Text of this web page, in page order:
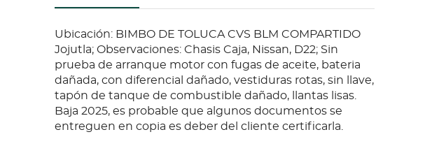
Ubicación: BIMBO DE TOLUCA CVS BLM COMPARTIDO
Jojutla; Observaciones: Chasis Caja, Nissan, D22; Sin
prueba de arranque motor con fugas de aceite, bateria
dañada, con diferencial dañado, vestiduras rotas, sin llave,
tapón de tanque de combustible dañado, llantas lisas.
Baja 2025, es probable que algunos documentos se
entreguen en copia es deber del cliente certificarla.